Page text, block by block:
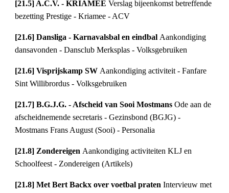
[21.5] A.C.V. - KRIAMEE Verslag bijeenkomst betreffende
bezetting Prestige - Kriamee - ACV
[21.6] Dansliga - Karnavalsbal en eindbal Aankondiging
dansavonden - Dansclub Merksplas - Volksgebruiken
[21.6] Visprijskamp SW Aankondiging activiteit - Fanfare
Sint Willibrordus - Volksgebruiken
[21.7] B.G.J.G. - Afscheid van Sooi Mostmans Ode aan de
afscheidnemende secretaris - Gezinsbond (BGJG) -
Mostmans Frans August (Sooi) - Personalia
[21.8] Zondereigen Aankondiging activiteiten KLJ en
Schoolfeest - Zondereigen (Artikels)
[21.8] Met Bert Backx over voetbal praten Intervieuw met